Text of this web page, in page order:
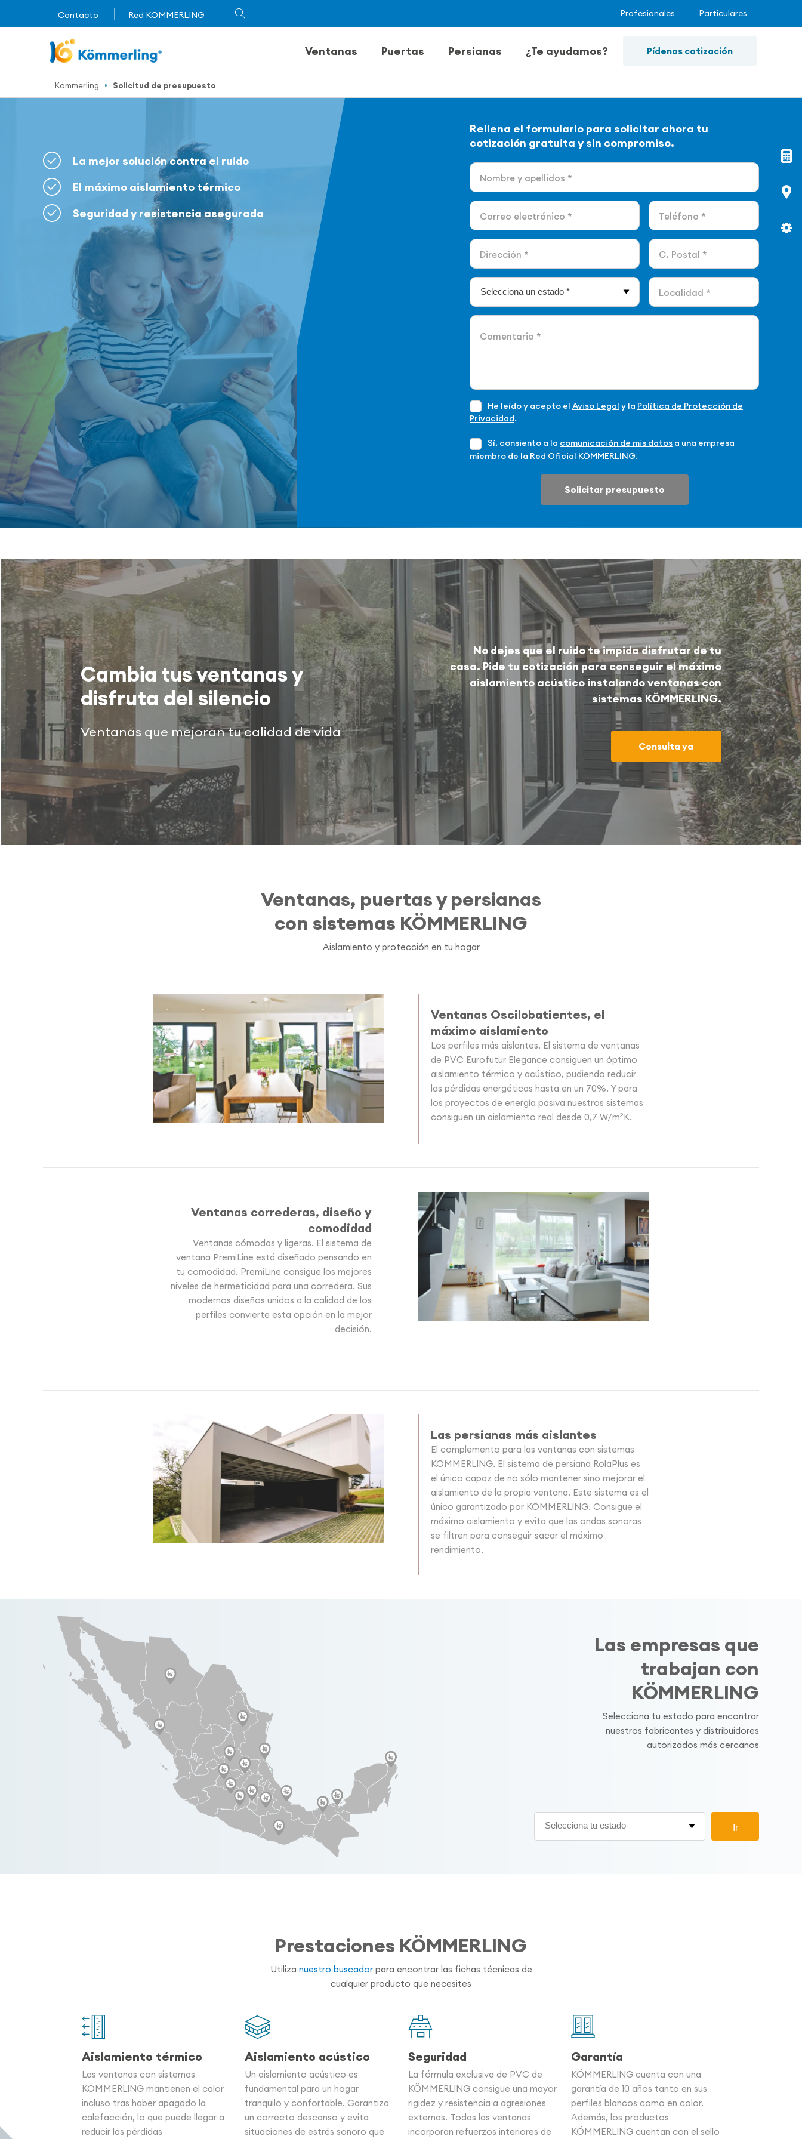
Contacto Red KÖMMERLING Profesionales Particulares
Ventanas Puertas Persianas ¿Te ayudamos? Pídenos cotización
Kömmerling Solicitud de presupuesto
La mejor solución contra el ruido
El máximo aislamiento térmico
Seguridad y resistencia asegurada
Rellena el formulario para solicitar ahora tu
cotización gratuita y sin compromiso.
He leído y acepto el Aviso Legal y la Política de Protección de
Privacidad.
Sí, consiento a la comunicación de mis datos a una empresa
miembro de la Red Oficial KÖMMERLING.
Solicitar presupuesto
Cambia tus ventanas y
disfruta del silencio
Ventanas que mejoran tu calidad de vida
No dejes que el ruido te impida disfrutar de tu
casa. Pide tu cotización para conseguir el máximo
aislamiento acústico instalando ventanas con
sistemas KÖMMERLING.
Consulta ya
Ventanas, puertas y persianas
con sistemas KÖMMERLING
Aislamiento y protección en tu hogar
Ventanas Oscilobatientes, el
máximo aislamiento
Los perfiles más aislantes. El sistema de ventanas
de PVC Eurofutur Elegance consiguen un óptimo
aislamiento térmico y acústico, pudiendo reducir
las pérdidas energéticas hasta en un 70%. Y para
los proyectos de energía pasiva nuestros sistemas
consiguen un aislamiento real desde 0,7 W/m2K.
Ventanas correderas, diseño y
comodidad
Ventanas cómodas y ligeras. El sistema de
ventana PremiLine está diseñado pensando en
tu comodidad. PremiLine consigue los mejores
niveles de hermeticidad para una corredera. Sus
modernos diseños unidos a la calidad de los
perfiles convierte esta opción en la mejor
decisión.
Las persianas más aislantes
El complemento para las ventanas con sistemas
KÖMMERLING. El sistema de persiana RolaPlus es
el único capaz de no sólo mantener sino mejorar el
aislamiento de la propia ventana. Este sistema es el
único garantizado por KÖMMERLING. Consigue el
máximo aislamiento y evita que las ondas sonoras
se filtren para conseguir sacar el máximo
rendimiento.
Las empresas que
trabajan con
KÖMMERLING
Selecciona tu estado para encontrar
nuestros fabricantes y distribuidores
autorizados más cercanos
Prestaciones KÖMMERLING
Utiliza nuestro buscadorpara encontrar las fichas técnicas de
cualquier producto que necesites
Aislamiento térmico
Las ventanas con sistemas
KÖMMERLING mantienen el calor
incluso tras haber apagado la
calefacción, lo que puede llegar a
reducir las pérdidas
Aislamiento acústico
Un aislamiento acústico es
fundamental para un hogar
tranquilo y confortable. Garantiza
un correcto descanso y evita
situaciones de estrés sonoro que
Seguridad
La fórmula exclusiva de PVC de
KÖMMERLING consigue una mayor
rigidez y resistencia a agresiones
externas. Todas las ventanas
incorporan refuerzos interiores de
Garantía
KÖMMERLING cuenta con una
garantía de 10 años tanto en sus
perfiles blancos como en color.
Además, los productos
KÖMMERLING cuentan con el sello